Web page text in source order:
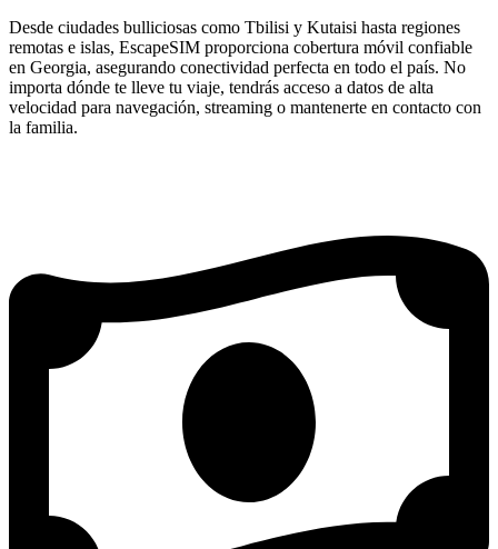
Desde ciudades bulliciosas como Tbilisi y Kutaisi hasta regiones
remotas e islas, EscapeSIM proporciona cobertura móvil confiable
en Georgia, asegurando conectividad perfecta en todo el país. No
importa dónde te lleve tu viaje, tendrás acceso a datos de alta
velocidad para navegación, streaming o mantenerte en contacto con
la familia.